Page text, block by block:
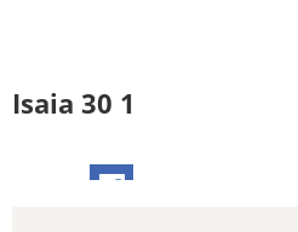
Isaia 30 1